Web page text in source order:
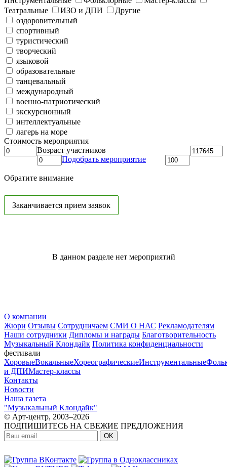
Театральные
ИЗО и ДПИ
Другие
оздоровительный
спортивный
туристический
творческий
языковой
образовательные
танцевальный
международный
военно-патриотический
экскурсионный
интеллектуальные
лагерь на море
Стоимость мероприятия
Возраст участников
Подобрать мероприятие
Обратите внимание
Заканчивается прием заявок
В данном разделе нет мероприятий
О компании
Жюри Отзывы Сотрудничаем СМИ О НАС Рекламодателям
Наши сотрудники Дипломы и награды Благотворительность
Музыкальный Клондайк Политика конфиденциальности
фестивали
ХоровыеВокальныеХореографическиеИнструментальные
и ДПИМастер-классы
Контакты
Новости
Наша газета
"Музыкальный Клондайк"
© Арт-центр, 2003–2026
ПОДПИШИТЕСЬ НА СВЕЖИЕ ПРЕДЛОЖЕНИЯ
OK